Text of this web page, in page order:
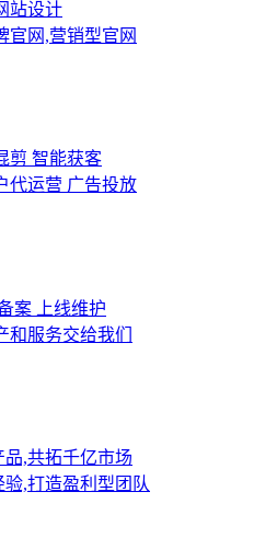
站设计
官网,营销型官网
剪 智能获客
代运营 广告投放
案 上线维护
和服务交给我们
,共拓千亿市场
,打造盈利型团队